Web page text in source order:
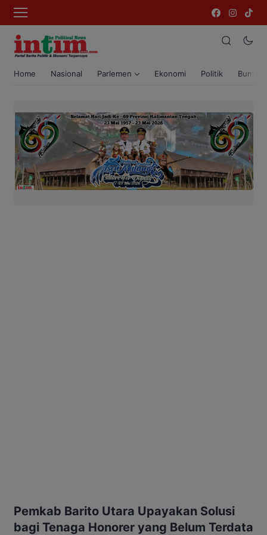
Home Nasional Parlemen Ekonomi Politik Bumi
Pemkab Barito Utara Upayakan Solusi
bagi Tenaga Honorer yang Belum Terdata